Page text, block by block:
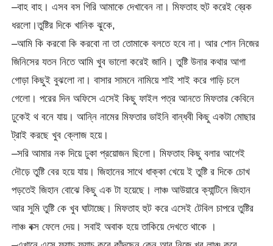
–বাহ বাহ। এসব বস গিরি আমাকে দেখাবেন না। মিফতাহ হুট করেই ব্রেক
ধরলো।তুষ্টির দিকে খানিক ঝুকে,
–আমি কি করবো কি করবো না তা তোমাকে বলতে হবে না। আর শোন নিজের
জিনিসের যতন নিতে আমি খুব ভালো করেই জানি। তুষ্টি উনার কথার আগা
গোড়া কিছুই বুঝলো না। বাসার সামনে নামিয়ে শাই শাই করে গাড়ি চলে
গেলো। পরের দিন অফিসে এসেই কিছু ফাইল পত্র আনতে মিফতার কেবিনে
ঢুকেই থ বনে যায়। আন্নি নামের মিফতার ডাইনি বান্ধবী কিছু একটা মোছার
ট্রাই করছে খুব ক্লোজ হয়ে।
–সরি আমার নক দিয়ে ঢুকা প্রয়োজন ছিলো। মিফতাহ কিছু বলার আগেই
দৌড়ে তুষ্টি বের হয়ে যায়। জিহানের সাথে ধাক্কা খেয়ে ই তুষ্টি র দিকে চোখ
পড়তেই জিহান বোঝে কিছু এক টা হয়েছে। লাঞ্চ আউয়ারে ক্যান্টিনে জিহান
আর সুমি তুষ্টি কে খুব ঘাটাচ্ছে। মিফতাহ হুট করে এসেই টেবিল চাপরে তুষ্টির
লাঞ্চ বক্স ফেলে দেয়। সবাই অবাক হয়ে তাকিয়ে দেখতে থাকে ।